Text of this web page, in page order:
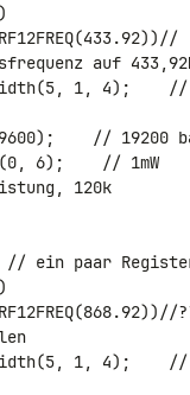
auf
1, 4);    //
// 19200
6);    // 1mW
120k
ein paar
1, 4);    //